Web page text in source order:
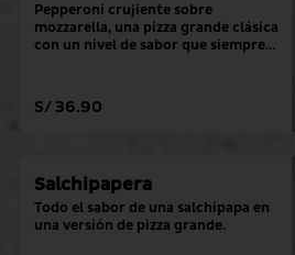
Pepperoni crujiente sobre
mozzarella, una pizza grande clásica
con un nivel de sabor que siempre
S/ 36.90
Salchipapera
Todo el sabor de una salchipapa en
una versión de pizza grande.